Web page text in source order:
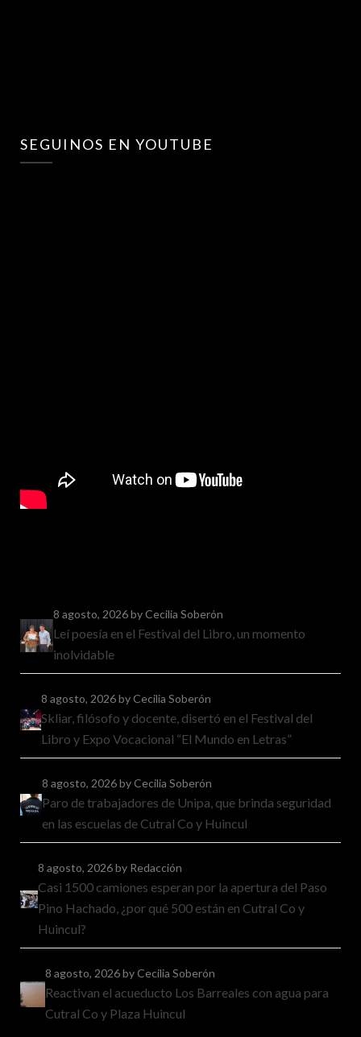
SEGUINOS EN YOUTUBE
8 agosto, 2026by Cecilia Soberón
Leí poesía en el Festival del Libro, un momento
inolvidable
8 agosto, 2026by Cecilia Soberón
Skliar, filósofo y docente, disertó en el Festival del
Libro y Expo Vocacional “El Mundo en Letras”
8 agosto, 2026by Cecilia Soberón
Paro de trabajadores de Unipa, que brinda seguridad
en las escuelas de Cutral Co y Huincul
8 agosto, 2026by Redacción
Casi 1500 camiones esperan por la apertura del Paso
Pino Hachado, ¿por qué 500 están en Cutral Co y
Huincul?
8 agosto, 2026by Cecilia Soberón
Reactivan el acueducto Los Barreales con agua para
Cutral Co y Plaza Huincul